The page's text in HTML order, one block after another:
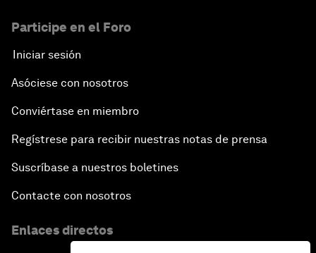
Participe en el Foro
Iniciar sesión
Asóciese con nosotros
Conviértase en miembro
Regístrese para recibir nuestras notas de prensa
Suscríbase a nuestros boletines
Contacte con nosotros
Enlaces directos